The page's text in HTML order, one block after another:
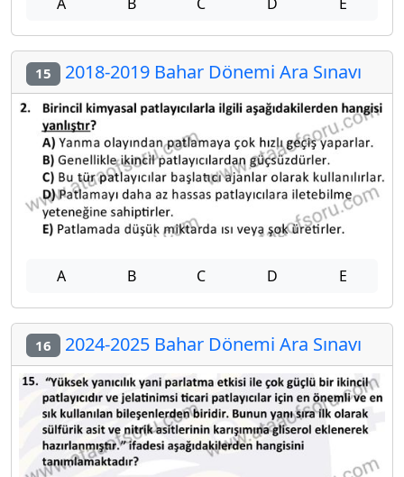
15 2018-2019 Bahar Dönemi Ara Sınavı
A B C D E
16 2024-2025 Bahar Dönemi Ara Sınavı